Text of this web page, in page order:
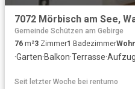
7072 Mörbisch am See,
Gemeinde Schützen am Gebirge
76 m²3 Zimmer1 Badezimmer
·Garten·Balkon·Terrasse·Aufzug
Seit letzter Woche bei rentumo